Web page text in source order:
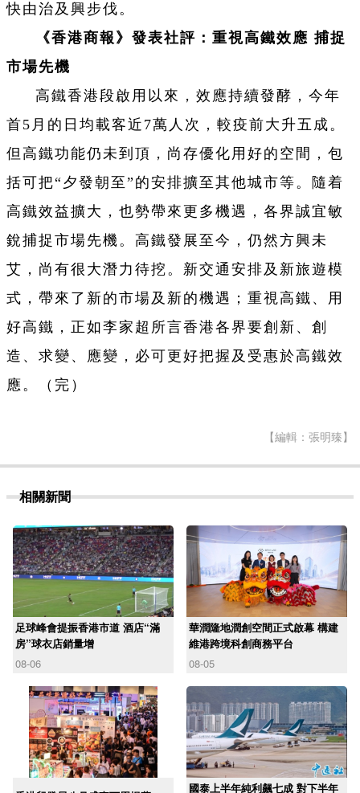
快由治及興步伐。
《香港商報》發表社評：重視高鐵效應 捕捉
市場先機
高鐵香港段啟用以來，效應持續發酵，今年
首5月的日均載客近7萬人次，較疫前大升五成。
但高鐵功能仍未到頂，尚存優化用好的空間，包
括可把“夕發朝至”的安排擴至其他城市等。隨着
高鐵效益擴大，也勢帶來更多機遇，各界誠宜敏
銳捕捉市場先機。高鐵發展至今，仍然方興未
艾，尚有很大潛力待挖。新交通安排及新旅遊模
式，帶來了新的市場及新的機遇；重視高鐵、用
好高鐵，正如李家超所言香港各界要創新、創
造、求變、應變，必可更好把握及受惠於高鐵效
應。（完）
【編輯：張明臻】
相關新聞
足球峰會提振香港市道 酒店“滿
房”球衣店銷量增
08-06
華潤隆地潤創空間正式啟幕 構建
維港跨境科創商務平台
08-05
國泰上半年純利飆七成 對下半年